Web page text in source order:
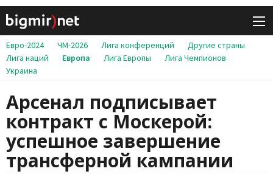
Евро-2024 ЧМ-2026 Лига конференций
Другие страны
Лига наций
Европа Лига Европы
Лига Чемпионов
Украина
Арсенал подписывает
контракт с Москерой:
успешное завершение
трансферной кампании